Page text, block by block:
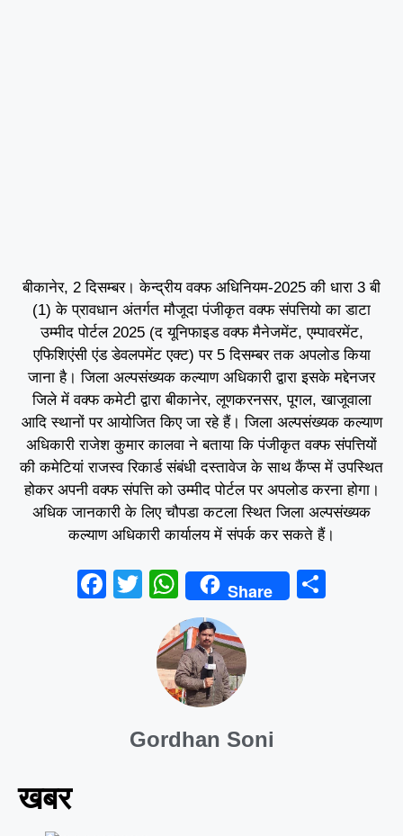
बीकानेर, 2 दिसम्बर। केन्द्रीय वक्फ अधिनियम-2025 की धारा 3 बी
(1) के प्रावधान अंतर्गत मौजूदा पंजीकृत वक्फ संपत्तियो का डाटा
उम्मीद पोर्टल 2025 (द यूनिफाइड वक्फ मैनेजमेंट, एम्पावरमेंट,
एफिशिएंसी एंड डेवलपमेंट एक्ट) पर 5 दिसम्बर तक अपलोड किया
जाना है। जिला अल्पसंख्यक कल्याण अधिकारी द्वारा इसके मद्देनजर
जिले में वक्फ कमेटी द्वारा बीकानेर, लूणकरनसर, पूगल, खाजूवाला
आदि स्थानों पर आयोजित किए जा रहे हैं। जिला अल्पसंख्यक कल्याण
अधिकारी राजेश कुमार कालवा ने बताया कि पंजीकृत वक्फ संपत्तियों
की कमेटियां राजस्व रिकार्ड संबंधी दस्तावेज के साथ कैंप्स में उपस्थित
होकर अपनी वक्फ संपत्ति को उम्मीद पोर्टल पर अपलोड करना होगा।
अधिक जानकारी के लिए चौपडा कटला स्थित जिला अल्पसंख्यक
कल्याण अधिकारी कार्यालय में संपर्क कर सकते हैं।
F
T
tt
er
W
h
at
s
A
p
p
Share
Gordhan Soni
खबर